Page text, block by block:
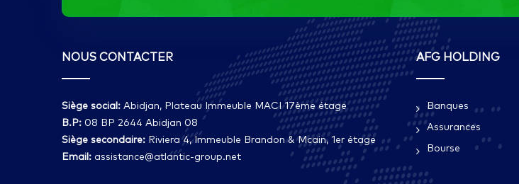
NOUS CONTACTER
Siège social: Abidjan, Plateau Immeuble MACI 17ème étage
B.P: 08 BP 2644 Abidjan 08
Siège secondaire: Riviera 4, Immeuble Brandon & Mcain, 1er étage
Email: assistance@atlantic-group.net
AFG HOLDING
Banques
Assurances
Bourse